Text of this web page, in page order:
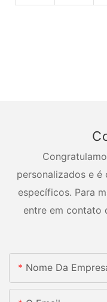
personalizados e
específicos. Para
entre em contato
Nome Da